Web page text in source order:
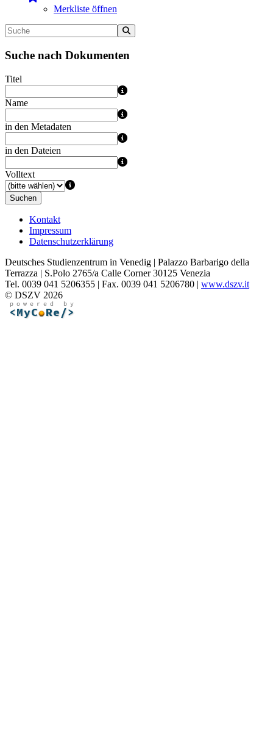
Merkliste öffnen
Suche nach Dokumenten
Titel
Name
in den Metadaten
in den Dateien
Volltext
Suchen
Kontakt
Impressum
Datenschutzerklärung
Deutsches Studienzentrum in Venedig | Palazzo Barbarigo della
Terrazza | S.Polo 2765/a Calle Corner 30125 Venezia
Tel. 0039 041 5206355 | Fax. 0039 041 5206780 | www.dszv.it
© DSZV 2026